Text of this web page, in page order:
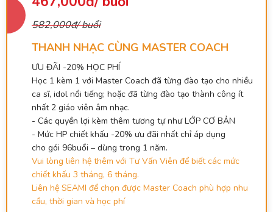
582,000đ/ buổi
THANH NHẠC CÙNG MASTER COACH
ƯU ĐÃI -20% HỌC PHÍ
Học 1 kèm 1 với Master Coach đã từng đào tạo cho nhiều
ca sĩ, idol nổi tiếng; hoặc đã từng đào tạo thành công ít
nhất 2 giáo viên âm nhạc.
- Các quyền lợi kèm thêm tương tự như LỚP CƠ BẢN
- Mức HP chiết khấu -20% ưu đãi nhất chỉ áp dụng
cho gói 96buổi – dùng trong 1 năm.
Vui lòng liên hệ thêm với Tư Vấn Viên để biết các mức
chiết khấu 3 tháng, 6 tháng.
Liên hệ SEAMI để chọn được Master Coach phù hợp nhu
cầu, thời gian và học phí